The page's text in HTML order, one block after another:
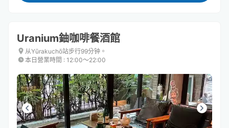
Uranium鈾咖啡餐酒館
从Yūrakuchō站步行99分钟。
本日營業時間 : 12:00〜22:00